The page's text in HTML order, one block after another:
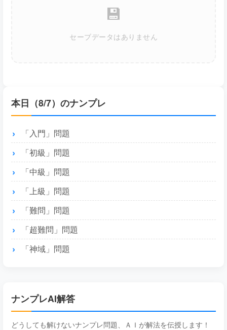
💾
セーブデータはありません
本日（8/7）のナンプレ
「入門」問題
「初級」問題
「中級」問題
「上級」問題
「難問」問題
「超難問」問題
「神域」問題
ナンプレAI解答
どうしても解けないナンプレ問題、ＡＩが解法を伝授します！